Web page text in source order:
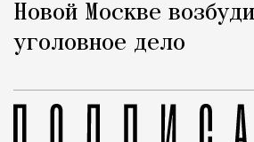
Новой Москве
уголовное дело